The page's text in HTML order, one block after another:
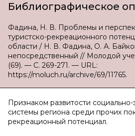
Библиографическое
Фадина, Н. В. Проблемы и
туристско-рекреационного
области / Н. В. Фадина, О. А.
непосредственный // Молодой
(69). — С. 269-271. — URL:
https://moluch.ru/archive/69/11765.
Признаком развитости
системы региона среди прочих
рекреационный потенциал.